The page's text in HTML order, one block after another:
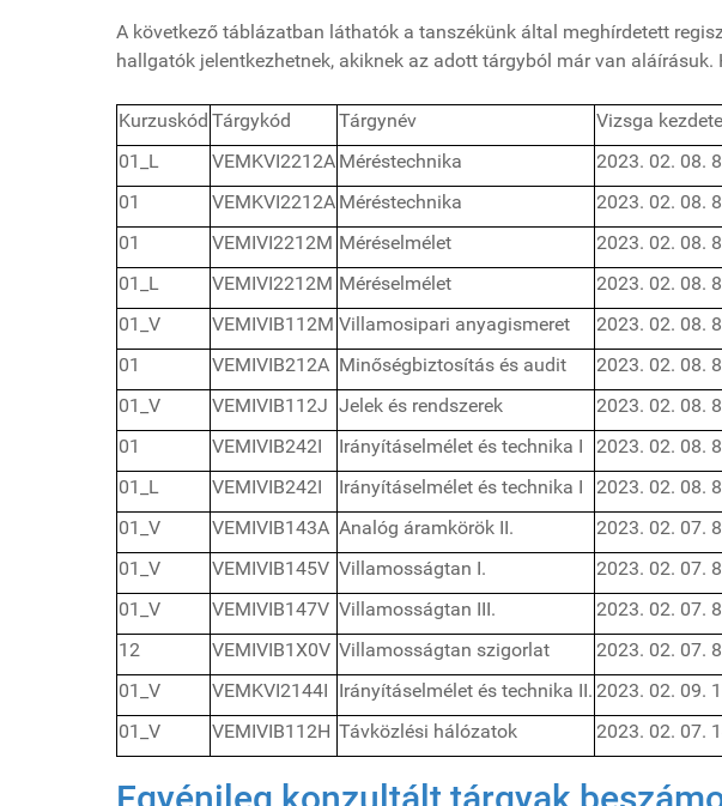
A következő táblázatban láthatók a tanszékünk által meghírdetett
hallgatók jelentkezhetnek, akiknek az adott tárgyból már van
Kurzuskód Tárgykód Tárgynév Vizsga kezdete
01_L
VEMKVI2212A Méréstechnika 2023. 02. 08.
01
VEMKVI2212A Méréstechnika 2023. 02. 08.
01
VEMIVI2212M Méréselmélet 2023. 02. 08.
01_L
VEMIVI2212M Méréselmélet 2023. 02. 08.
01_V
VEMIVIB112M Villamosipari anyagismeret 2023. 02. 08.
01
VEMIVIB212A Minőségbiztosítás és audit 2023. 02. 08.
01_V
VEMIVIB112J Jelek és rendszerek 2023. 02. 08.
01
VEMIVIB242I Irányításelmélet és technika I 2023. 02. 08.
01_L
VEMIVIB242I Irányításelmélet és technika I 2023. 02. 08.
01_V
VEMIVIB143A Analóg áramkörök II. 2023. 02. 07.
01_V
VEMIVIB145V Villamosságtan I. 2023. 02. 07.
01_V
VEMIVIB147V Villamosságtan III. 2023. 02. 07.
12
VEMIVIB1X0V Villamosságtan szigorlat 2023. 02. 07.
01_V
VEMKVI2144I Irányításelmélet és technika II. 2023. 02. 09.
01_V
VEMIVIB112H Távközlési hálózatok 2023. 02. 07.